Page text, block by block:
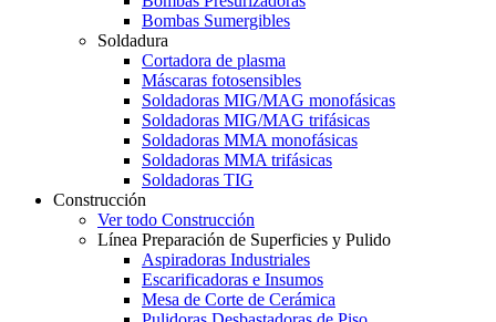
Bombas Sumergibles
Soldadura
Cortadora de plasma
Máscaras fotosensibles
Soldadoras MIG/MAG monofásicas
Soldadoras MIG/MAG trifásicas
Soldadoras MMA monofásicas
Soldadoras MMA trifásicas
Soldadoras TIG
Construcción
Ver todo Construcción
Línea Preparación de Superficies y Pulido
Aspiradoras Industriales
Escarificadoras e Insumos
Mesa de Corte de Cerámica